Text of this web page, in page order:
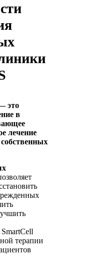
это
в
лечение
терапии